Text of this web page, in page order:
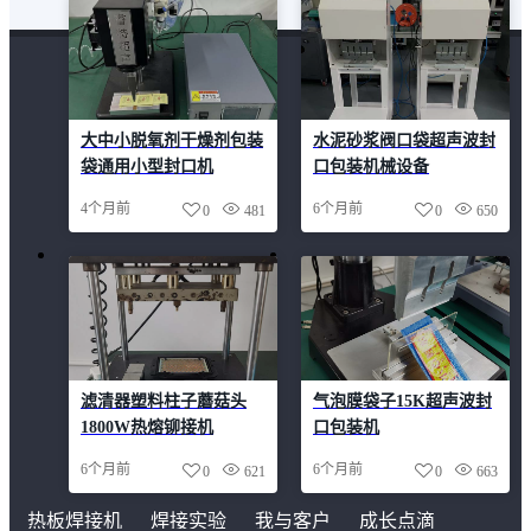
大中小脱氧剂干燥剂包装
袋通用小型封口机
4个月前 481
0
水泥砂浆阀口袋超声波封
口包装机械设备
6个月前 650
0
滤清器塑料柱子蘑菇头
1800W热熔铆接机
6个月前 621
0
气泡膜袋子15K超声波封
口包装机
6个月前 663
0
热板焊接机 焊接实验 我与客户 成长点滴